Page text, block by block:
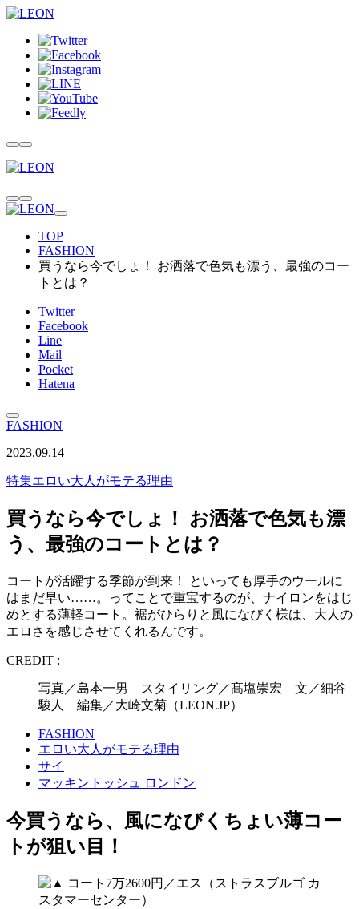
TOP
FASHION
買うなら今でしょ！ お洒落で色気も漂う、最強のコー
トとは？
Twitter
Facebook
Line
Mail
Pocket
Hatena
FASHION
2023.09.14
特集エロい大人がモテる理由
買うなら今でしょ！ お洒落で色気も漂
う、最強のコートとは？
コートが活躍する季節が到来！ といっても厚手のウールに
はまだ早い……。ってことで重宝するのが、ナイロンをはじ
めとする薄軽コート。裾がひらりと風になびく様は、大人の
エロさを感じさせてくれるんです。
CREDIT :
写真／島本一男 スタイリング／髙塩崇宏 文／細谷
駿人 編集／大崎文菊（LEON.JP）
FASHION
エロい大人がモテる理由
サイ
マッキントッシュ ロンドン
今買うなら、風になびくちょい薄コー
トが狙い目！